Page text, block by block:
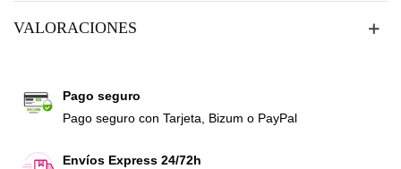
VALORACIONES
Pago seguro
Pago seguro con Tarjeta, Bizum o PayPal
Envíos Express 24/72h